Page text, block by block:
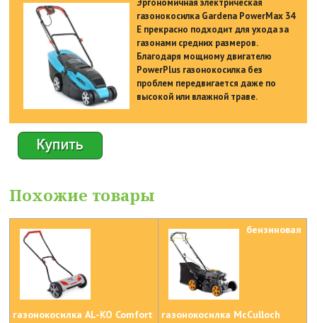
Эргономичная электрическая
газонокосилка Gardena PowerMax 34
E прекрасно подходит для ухода за
газонами средних размеров.
Благодаря мощному двигателю
PowerPlus газонокосилка без
проблем передвигается даже по
высокой или влажной траве.
Похожие товары
газонокосилка AL-KO Comfort
бензиновая
газонокосилка McCulloch